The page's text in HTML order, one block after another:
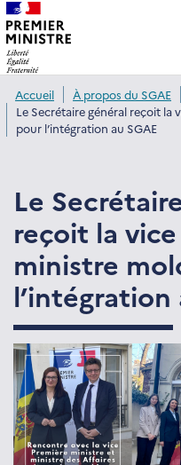
Panneau de gestion des
Accueil À propos du SGAE
Le Secrétaire général reçoit la
pour l’intégration au SGAE
Le
reçoit la
ministre
l’intégration